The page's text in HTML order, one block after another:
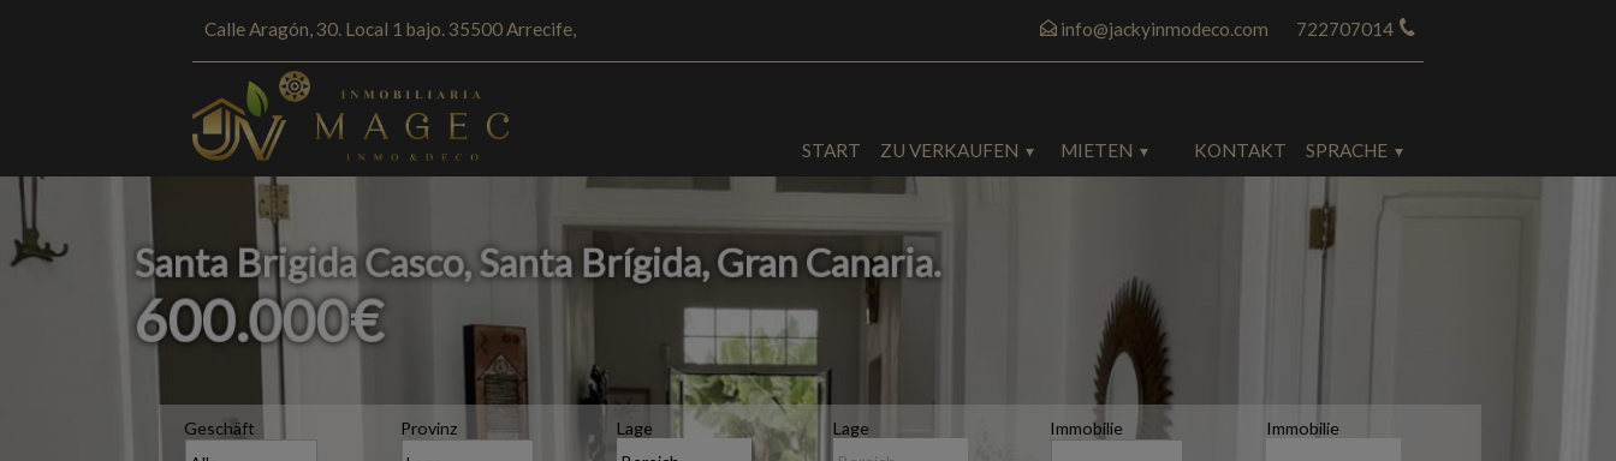
Calle Aragón, 30. Local 1 bajo. 35500 Arrecife, 722707014
info@jackyinmodeco.com
START ZU VERKAUFEN MIETEN KONTAKT SPRACHE
Santa Brigida Casco, Santa Brígida, Gran Canaria.
600.000€
Geschäft Provinz Lage Lage Immobilie Immobilie